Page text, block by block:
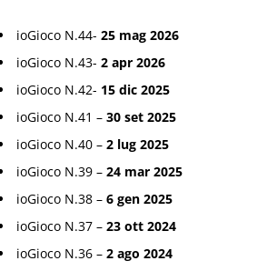
ioGioco N.44- 25 mag 2026
ioGioco N.43- 2 apr 2026
ioGioco N.42- 15 dic 2025
ioGioco N.41 – 30 set 2025
ioGioco N.40 – 2 lug 2025
ioGioco N.39 – 24 mar 2025
ioGioco N.38 – 6 gen 2025
ioGioco N.37 – 23 ott 2024
ioGioco N.36 – 2 ago 2024